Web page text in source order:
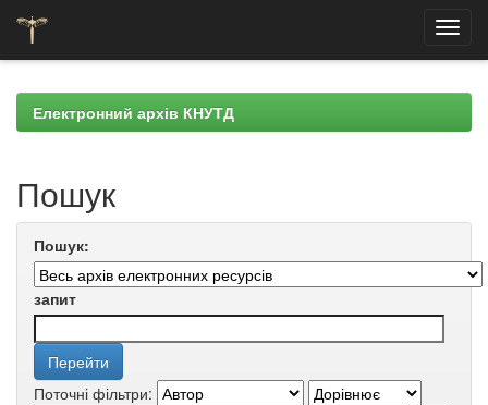
navigationЕлектронний архів КНУТД
Пошук
Пошук:
запит
Поточні фільтри: